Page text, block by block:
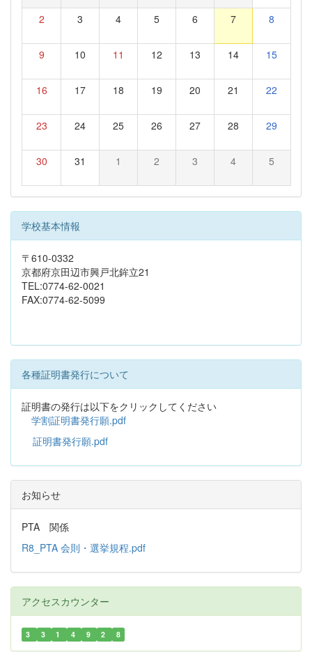
2 3 4 5 6 7 8
9 10 11 12 13 14 15
16 17 18 19 20 21 22
23 24 25 26 27 28 29
30 31 1 2 3 4 5
学校基本情報
〒610-0332
京都府京田辺市興戸北鉾立21
TEL:0774-62-0021
FAX:0774-62-5099
各種証明書発行について
証明書の発行は以下をクリックしてください
学割証明書発行願.pdf
証明書発行願.pdf
お知らせ
PTA 関係
R8_PTA 会則・選挙規程.pdf
アクセスカウンター
3 3 1 4 9 2 8